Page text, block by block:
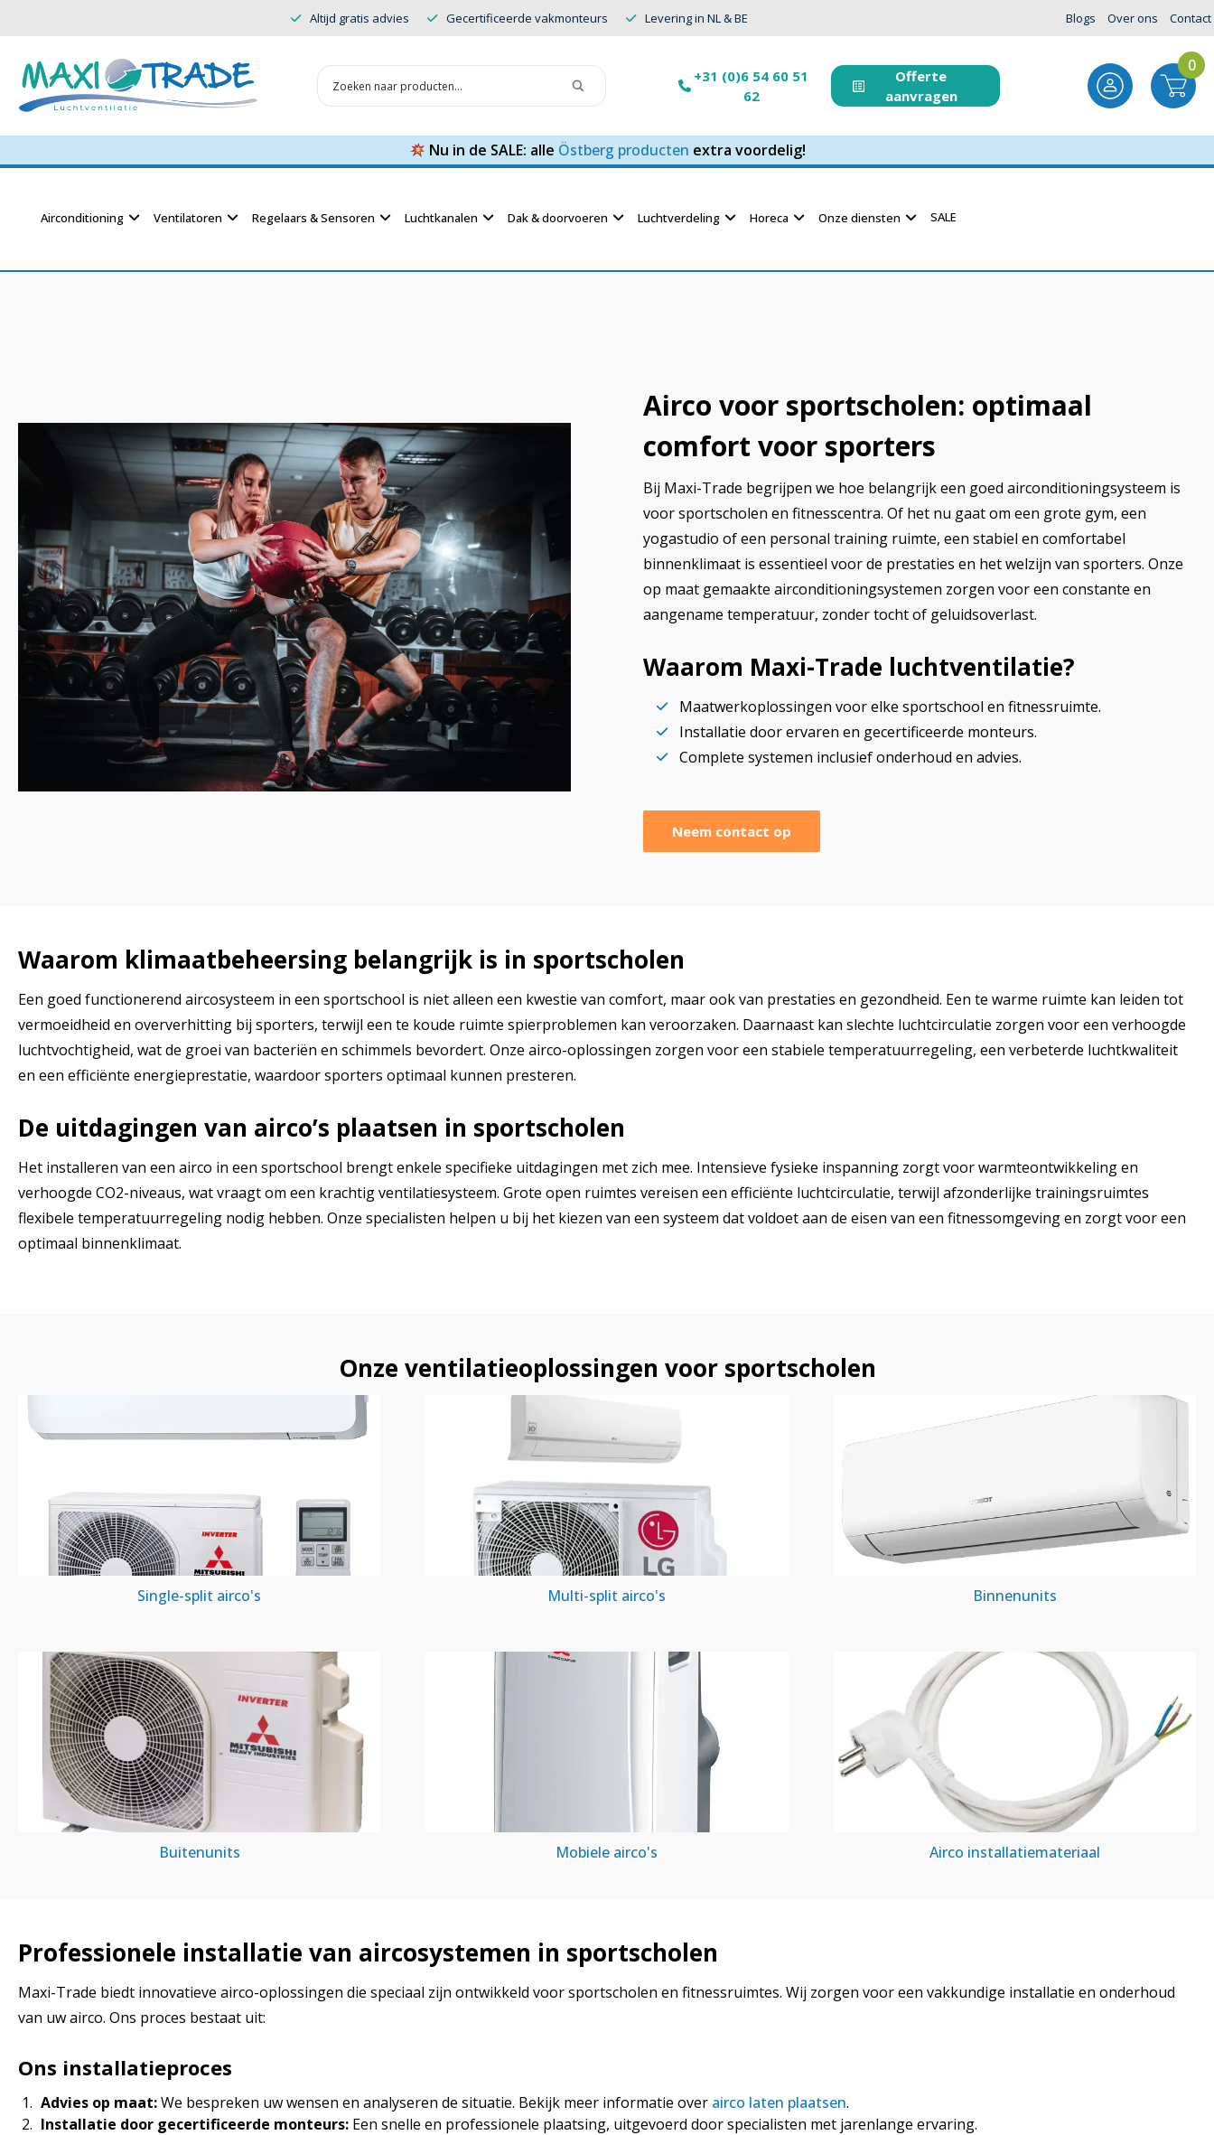
Altijd gratis advies Gecertificeerde vakmonteurs Levering in NL & BE Blogs Over ons Contact
+31 (0)6 54 60 51
62
Offerte
aanvragen
0
Nu in de SALE: alle Östberg producten extra voordelig!
Airconditioning Ventilatoren Regelaars & Sensoren Luchtkanalen Dak & doorvoeren Luchtverdeling Horeca Onze diensten SALE
Airco voor sportscholen: optimaal
comfort voor sporters
Bij Maxi-Trade begrijpen we hoe belangrijk een goed airconditioningsysteem is
voor sportscholen en fitnesscentra. Of het nu gaat om een grote gym, een
yogastudio of een personal training ruimte, een stabiel en comfortabel
binnenklimaat is essentieel voor de prestaties en het welzijn van sporters. Onze
op maat gemaakte airconditioningsystemen zorgen voor een constante en
aangename temperatuur, zonder tocht of geluidsoverlast.
Waarom Maxi-Trade luchtventilatie?
Maatwerkoplossingen voor elke sportschool en fitnessruimte.
Installatie door ervaren en gecertificeerde monteurs.
Complete systemen inclusief onderhoud en advies.
Neem contact op
Waarom klimaatbeheersing belangrijk is in sportscholen
Een goed functionerend aircosysteem in een sportschool is niet alleen een kwestie van comfort, maar ook van prestaties en gezondheid. Een te warme ruimte kan leiden tot
vermoeidheid en oververhitting bij sporters, terwijl een te koude ruimte spierproblemen kan veroorzaken. Daarnaast kan slechte luchtcirculatie zorgen voor een verhoogde
luchtvochtigheid, wat de groei van bacteriën en schimmels bevordert. Onze airco-oplossingen zorgen voor een stabiele temperatuurregeling, een verbeterde luchtkwaliteit
en een efficiënte energieprestatie, waardoor sporters optimaal kunnen presteren.
De uitdagingen van airco’s plaatsen in sportscholen
Het installeren van een airco in een sportschool brengt enkele specifieke uitdagingen met zich mee. Intensieve fysieke inspanning zorgt voor warmteontwikkeling en
verhoogde CO2-niveaus, wat vraagt om een krachtig ventilatiesysteem. Grote open ruimtes vereisen een efficiënte luchtcirculatie, terwijl afzonderlijke trainingsruimtes
flexibele temperatuurregeling nodig hebben. Onze specialisten helpen u bij het kiezen van een systeem dat voldoet aan de eisen van een fitnessomgeving en zorgt voor een
optimaal binnenklimaat.
Onze ventilatieoplossingen voor sportscholen
Single-split airco's Multi-split airco's Binnenunits
Buitenunits Mobiele airco's Airco installatiemateriaal
Professionele installatie van aircosystemen in sportscholen
Maxi-Trade biedt innovatieve airco-oplossingen die speciaal zijn ontwikkeld voor sportscholen en fitnessruimtes. Wij zorgen voor een vakkundige installatie en onderhoud
van uw airco. Ons proces bestaat uit:
Ons installatieproces
Advies op maat:We bespreken uw wensen en analyseren de situatie. Bekijk meer informatie over airco laten plaatsen.
Installatie door gecertificeerde monteurs: Een snelle en professionele plaatsing, uitgevoerd door specialisten met jarenlange ervaring.